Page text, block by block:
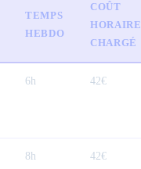
TEMPS
HEBDO
COÛT
HORAIRE
CHARGÉ
6h 42€
8h 42€